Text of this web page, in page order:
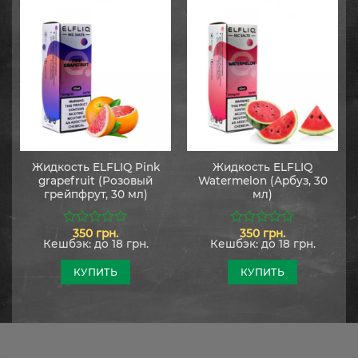
Жидкость ELFLIQ Pink
grapefruit (Розовый
грейпфрут, 30 мл)
из
5
350 грн.
Кешбэк:до 18 грн.
КУПИТЬ
Жидкость ELFLIQ
Watermelon (Арбуз, 30
мл)
из
5
350 грн.
Кешбэк:до 18 грн.
КУПИТЬ